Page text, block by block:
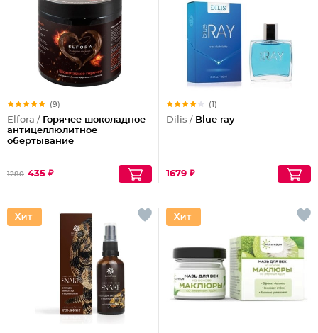
(9)
Elfora / Горячее шоколадное
антицеллюлитное
обертывание
1280 435 ₽
(1)
Dilis / Blue ray
1679 ₽